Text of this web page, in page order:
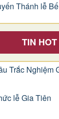
Thánh lễ
TIN HOT
Trắc Nghiệm
lễ Gia Tiên